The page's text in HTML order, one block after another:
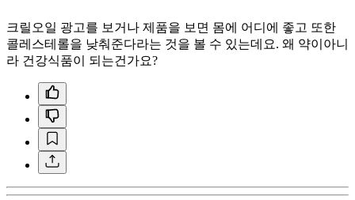
크릴오일 광고를 보거나 제품을 보면 몸에 어디에 좋고 또한
콜레스테롤을 낮춰준다라는 것을 볼 수 있는데요. 왜 약이아니
라 건강식품이 되는건가요?